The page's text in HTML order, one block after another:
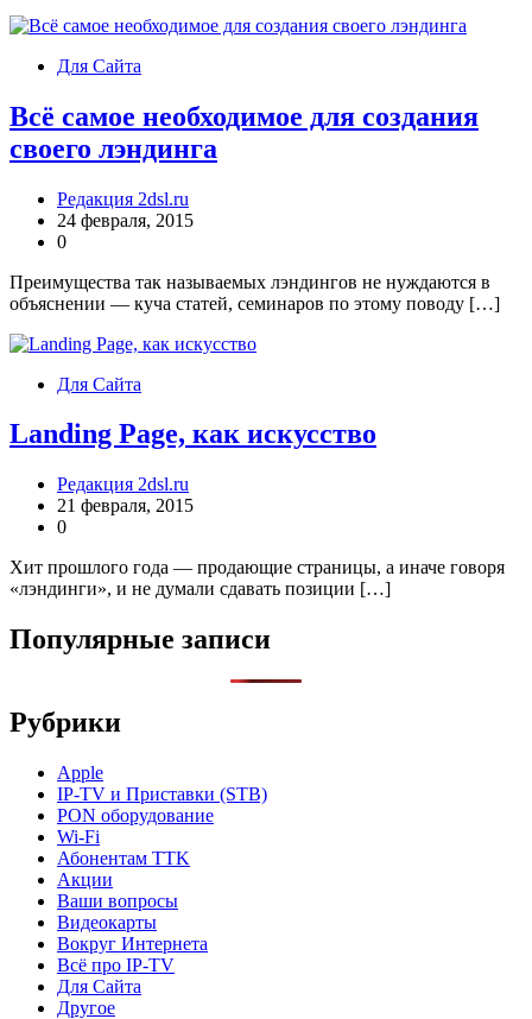
Для Сайта
Всё самое необходимое для создания
своего лэндинга
Редакция 2dsl.ru
24 февраля, 2015
0
Преимущества так называемых лэндингов не нуждаются в
объяснении — куча статей, семинаров по этому поводу […]
Для Сайта
Landing Page, как искусство
Редакция 2dsl.ru
21 февраля, 2015
0
Хит прошлого года — продающие страницы, а иначе говоря
«лэндинги», и не думали сдавать позиции […]
Популярные записи
Рубрики
Apple
IP-TV и Приставки (STB)
PON оборудование
Wi-Fi
Абонентам TTK
Акции
Ваши вопросы
Видеокарты
Вокруг Интернета
Всё про IP-TV
Для Сайта
Другое